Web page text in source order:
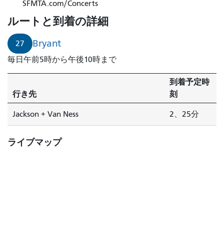
イ
ア
ン
ト
は
2
分
後
に
到
し
SFMTA.com/Concerts
ルートと到着の詳細
27 Bryant
毎日午前5時から午後10時まで
行き先
到着予定時
刻
Jackson + Van Ness 2、25分
ライブマップ